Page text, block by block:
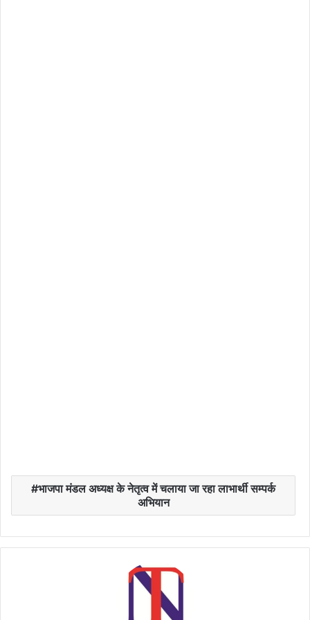
भाजपा मंडल अध्यक्ष के नेतृत्व में चलाया जा रहा लाभार्थी सम्पर्क
अभियान